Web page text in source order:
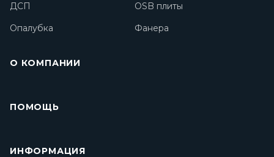
ДСП
OSB плиты
Опалубка
Фанера
О КОМПАНИИ
ПОМОЩЬ
ИНФОРМАЦИЯ